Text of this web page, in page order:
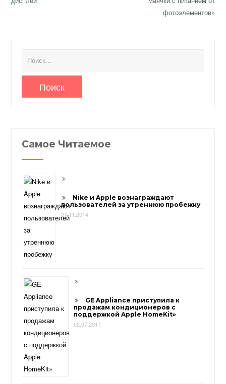
фотоэлементов»
Самое Читаемое
Nike и Apple вознаграждают
пользователей за утреннюю пробежку
27.11.2014
GE Appliance приступила к
продажам кондиционеров с
поддержкой Apple HomeKit»
02.07.2017